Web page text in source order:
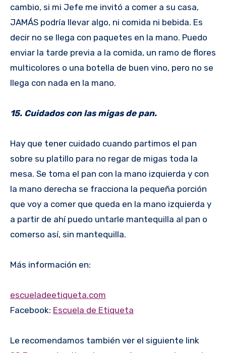
cambio, si mi Jefe me invitó a comer a su casa,
JAMÁS podría llevar algo, ni comida ni bebida. Es
decir no se llega con paquetes en la mano. Puedo
enviar la tarde previa a la comida, un ramo de flores
multicolores o una botella de buen vino, pero no se
llega con nada en la mano.
15. Cuidados con las migas de pan.
Hay que tener cuidado cuando partimos el pan
sobre su platillo para no regar de migas toda la
mesa. Se toma el pan con la mano izquierda y con
la mano derecha se fracciona la pequeña porción
que voy a comer que queda en la mano izquierda y
a partir de ahí puedo untarle mantequilla al pan o
comerso así, sin mantequilla.
Más información en:
escueladeetiqueta.com
Facebook: Escuela de Etiqueta
Le recomendamos también ver el siguiente link